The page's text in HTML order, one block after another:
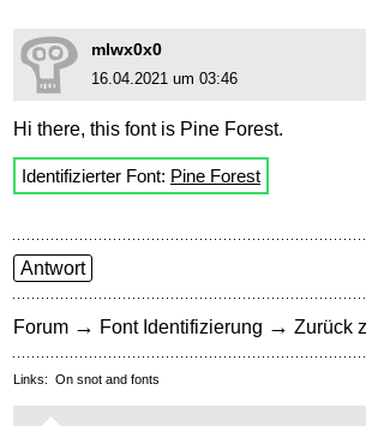
mlwx0x0
16.04.2021 um 03:46
Hi there, this font is Pine Forest.
Identifizierter Font: Pine Forest
Antwort
Forum → Font Identifizierung → Zurück
Links: On snot and fonts